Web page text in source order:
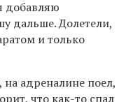
добавляю
дальше. Долетели,
и только
адреналине поел,
что как-то спал